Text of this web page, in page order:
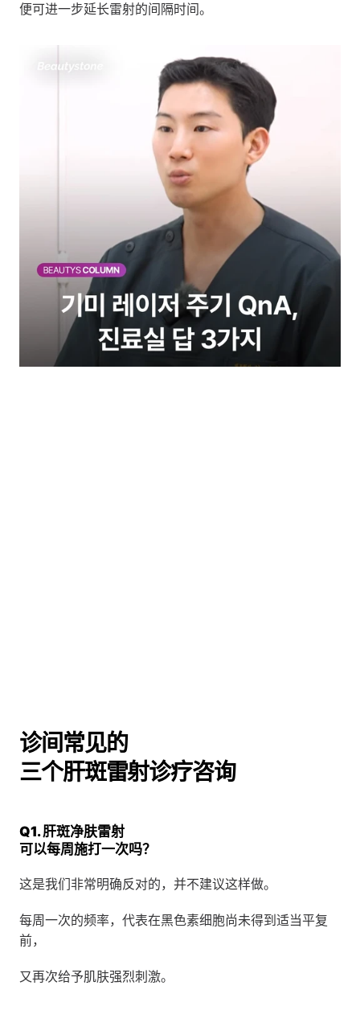
便可进一步延长雷射的间隔时间。
诊间常见的
三个肝斑雷射诊疗咨询
Q1. 肝斑净肤雷射
可以每周施打一次吗？
这是我们非常明确反对的，并不建议这样做。
每周一次的频率，代表在黑色素细胞尚未得到适当平复
前，
又再次给予肌肤强烈刺激。